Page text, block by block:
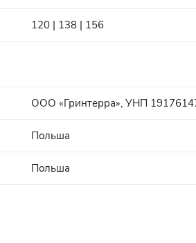
120 | 138 | 156
ООО «Гринтерра», УНП
Польша
Польша